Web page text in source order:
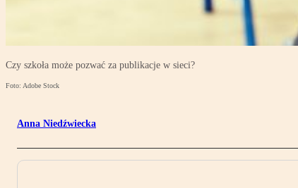
Czy szkoła może pozwać za publikacje w sieci?
Foto: Adobe Stock
Anna Niedźwiecka